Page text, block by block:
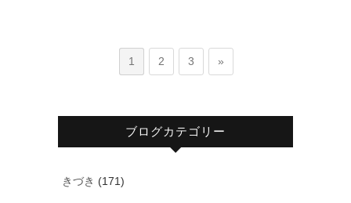
1 2 3 »
ブログカテゴリー
きづき (171)